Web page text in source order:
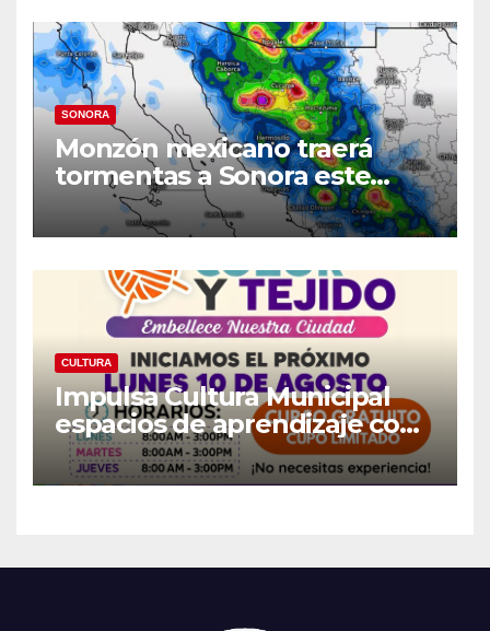
SONORA
Monzón mexicano traerá
tormentas a Sonora este
miércoles: Prevén lluvias en
el Norte, la Sierra y
CULTURA
Impulsa Cultura Municipal
espacios de aprendizaje con
taller «Arte, Color y Tejido»